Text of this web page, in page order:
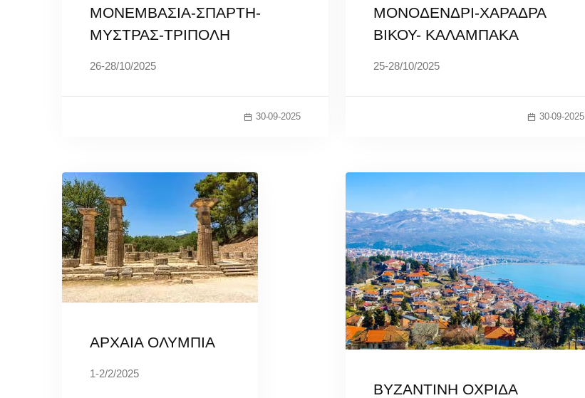
ΜΟΝΕΜΒΑΣΙΑ-ΣΠΑΡΤΗ-
ΜΥΣΤΡΑΣ-ΤΡΙΠΟΛΗ
26-28/10/2025
30-09-2025
ΜΟΝΟΔΕΝΔΡΙ-ΧΑΡΑΔΡΑ
ΒΙΚΟΥ- ΚΑΛΑΜΠΑΚΑ
25-28/10/2025
30-09-2025
ΑΡΧΑΙΑ ΟΛΥΜΠΙΑ
1-2/2/2025
ΒΥΖΑΝΤΙΝΗ ΟΧΡΙΔΑ